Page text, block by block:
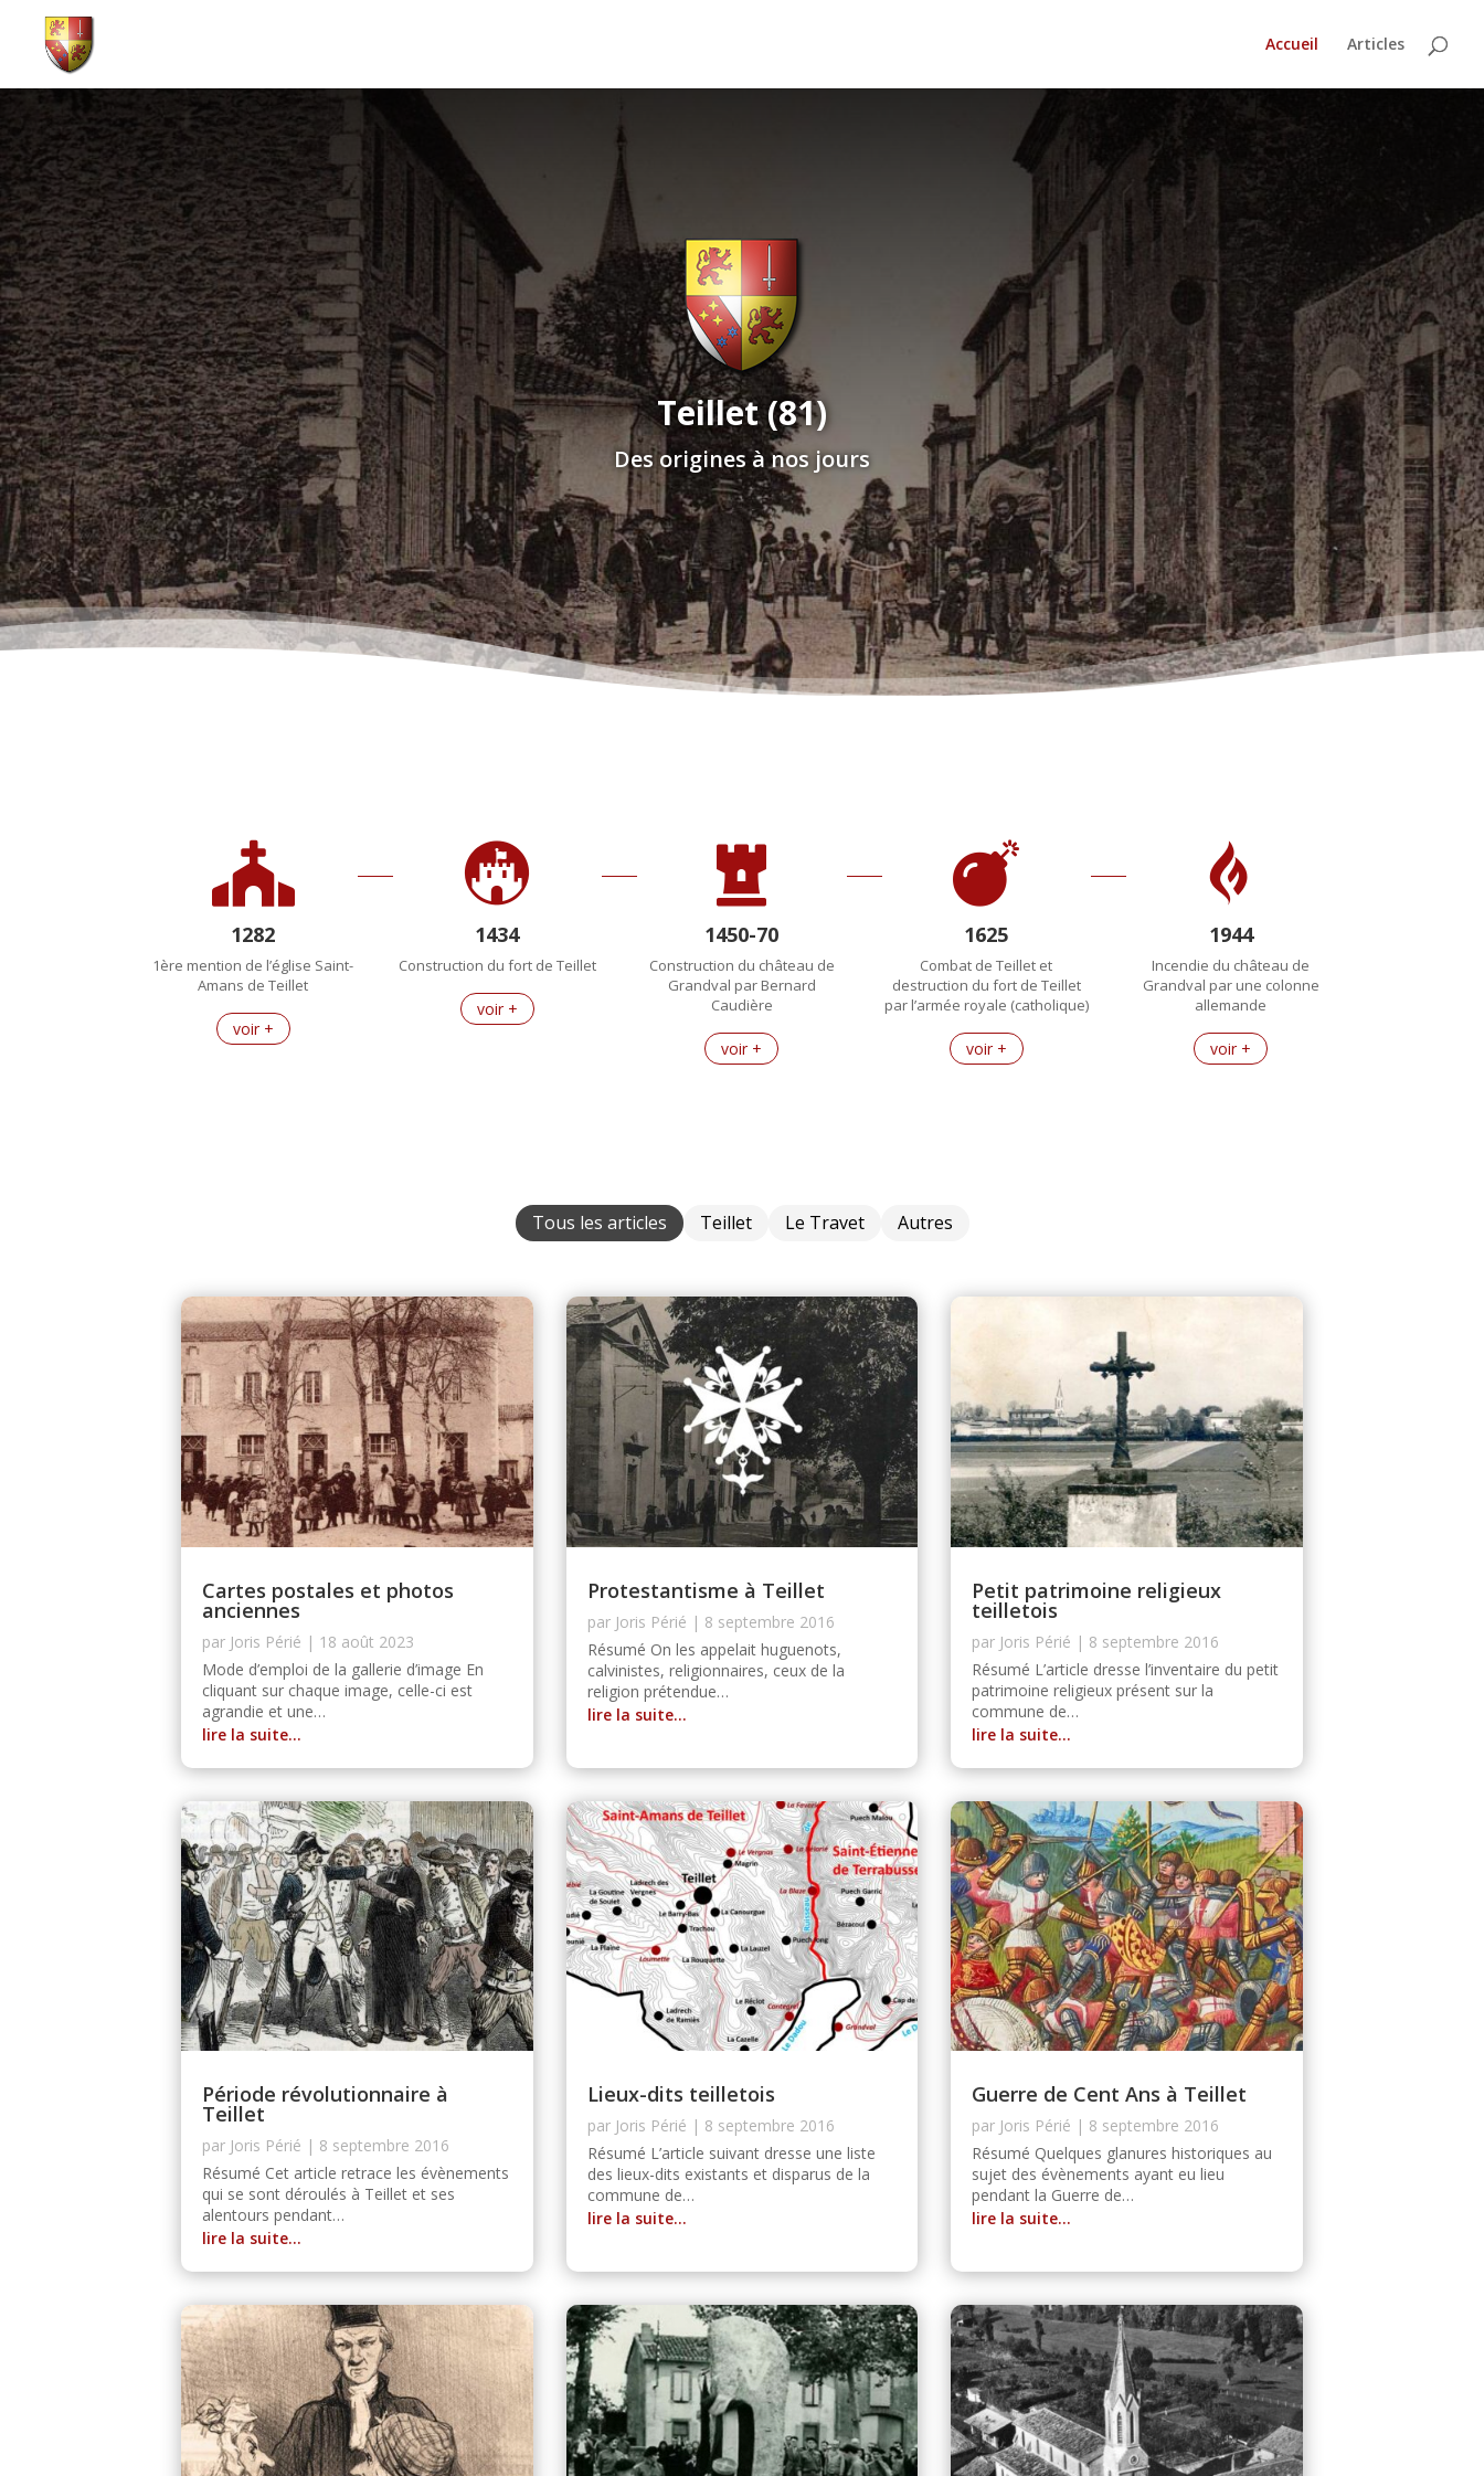
Accueil Articles
Teillet (81)
Des origines à nos jours

1282
1ère mention de l’église Saint-
Amans de Teillet
voir +

1434
Construction du fort de Teillet
voir +

1450-70
Construction du château de
Grandval par Bernard
Caudière
voir +

1625
Combat de Teillet et
destruction du fort de Teillet
par l’armée royale (catholique)
voir +

1944
Incendie du château de
Grandval par une colonne
allemande
voir +
Tous les articles Teillet Le Travet Autres
Cartes postales et photos
anciennes
par Joris Périé | 18 août 2023
Mode d’emploi de la gallerie d’image En
cliquant sur chaque image, celle-ci est
agrandie et une…
lire la suite…
Protestantisme à Teillet
par Joris Périé | 8 septembre 2016
Résumé On les appelait huguenots,
calvinistes, religionnaires, ceux de la
religion prétendue…
lire la suite…
Petit patrimoine religieux
teilletois
par Joris Périé | 8 septembre 2016
Résumé L’article dresse l’inventaire du petit
patrimoine religieux présent sur la
commune de…
lire la suite…
Période révolutionnaire à
Teillet
par Joris Périé | 8 septembre 2016
Résumé Cet article retrace les évènements
qui se sont déroulés à Teillet et ses
alentours pendant…
lire la suite…
Lieux-dits teilletois
par Joris Périé | 8 septembre 2016
Résumé L’article suivant dresse une liste
des lieux-dits existants et disparus de la
commune de…
lire la suite…
Guerre de Cent Ans à Teillet
par Joris Périé | 8 septembre 2016
Résumé Quelques glanures historiques au
sujet des évènements ayant eu lieu
pendant la Guerre de…
lire la suite…